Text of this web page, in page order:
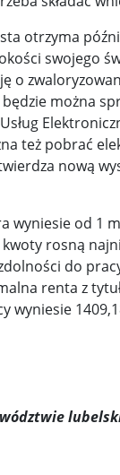
otrzyma
swojego
o
można
też pobrać
nową
wyniesie od 1
rosną
do
renta z
wyniesie